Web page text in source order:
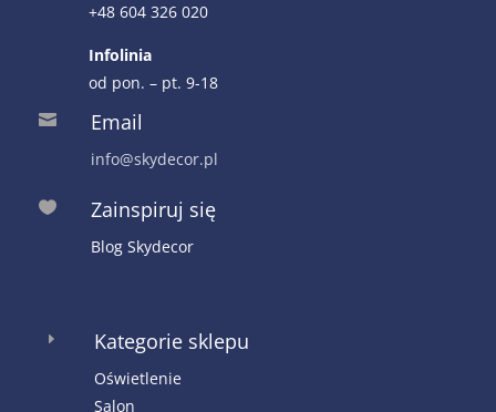
+48 604 326 020
Infolinia
od pon. – pt. 9-18
 Email
info@skydecor.pl
 Zainspiruj się
Blog Skydecor
E Kategorie sklepu
Oświetlenie
Salon